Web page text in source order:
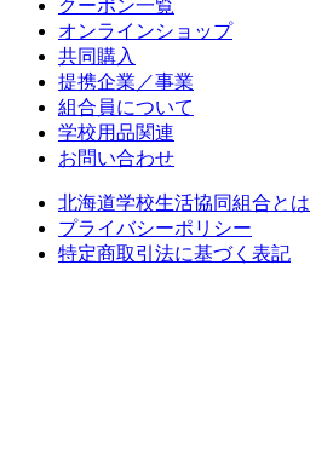
クーポン一覧
オンラインショップ
共同購入
提携企業／事業
組合員について
学校用品関連
お問い合わせ
北海道学校生活協同組合とは
プライバシーポリシー
特定商取引法に基づく表記